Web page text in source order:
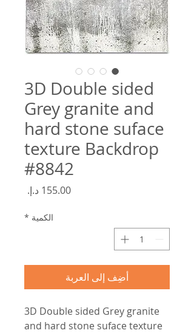
3D Double sided
Grey granite and
hard stone suface
texture Backdrop
#8842
الكمية *
أضِف إلى العربة
3D Double sided Grey granite
and hard stone suface texture